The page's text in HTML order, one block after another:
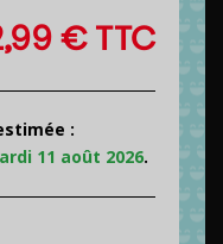
€TTC
:
11 août 2026.